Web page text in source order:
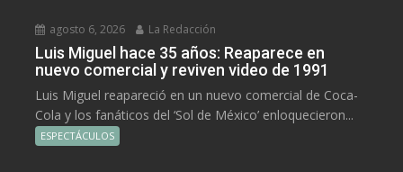
agosto 6, 2026 La Redacción
Luis Miguel hace 35 años: Reaparece en
nuevo comercial y reviven video de 1991
Luis Miguel reapareció en un nuevo comercial de Coca-
Cola y los fanáticos del ‘Sol de México’ enloquecieron...
ESPECTÁCULOS